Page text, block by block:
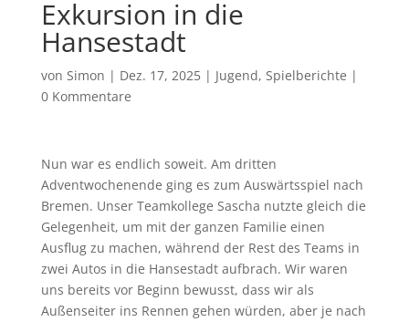
Exkursion in die
Hansestadt
von Simon | Dez. 17, 2025| Jugend, Spielberichte |
0 Kommentare
Nun war es endlich soweit. Am dritten
Adventwochenende ging es zum Auswärtsspiel nach
Bremen. Unser Teamkollege Sascha nutzte gleich die
Gelegenheit, um mit der ganzen Familie einen
Ausflug zu machen, während der Rest des Teams in
zwei Autos in die Hansestadt aufbrach. Wir waren
uns bereits vor Beginn bewusst, dass wir als
Außenseiter ins Rennen gehen würden, aber je nach